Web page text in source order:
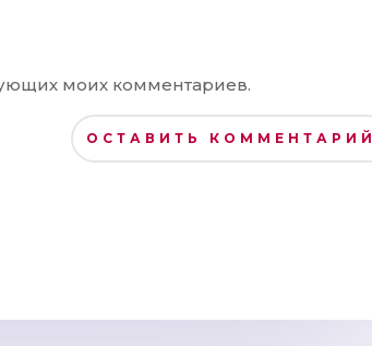
моих комментариев.
ОСТАВИТЬ КОММЕНТАРИЙ